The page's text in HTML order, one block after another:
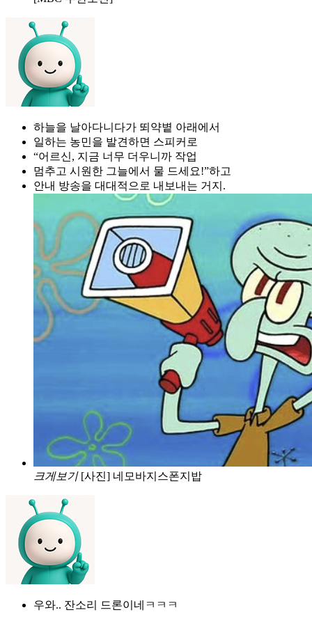
하늘을 날아다니다가 뙤약볕 아래에서
일하는 농민을 발견하면 스피커로
“어르신, 지금 너무 더우니까 작업
멈추고 시원한 그늘에서 물 드세요!”하고
안내 방송을 대대적으로 내보내는 거지.
크게보기 [사진] 네모바지스폰지밥
우와.. 잔소리 드론이네ㅋㅋㅋ